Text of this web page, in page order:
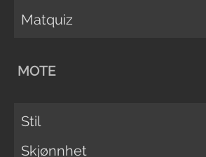
Matquiz
MOTE
Stil
Skjønnhet